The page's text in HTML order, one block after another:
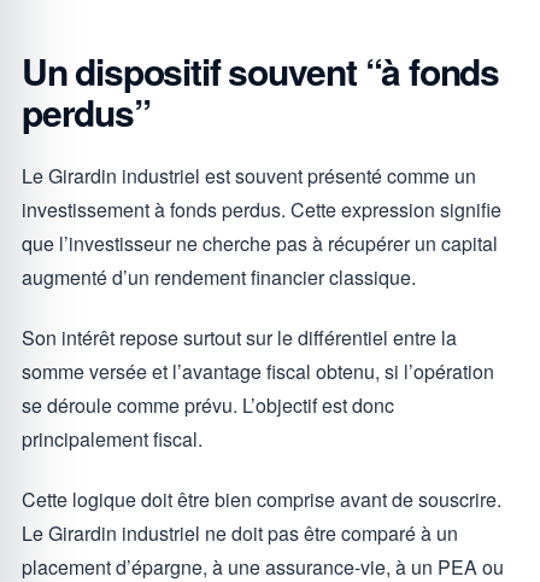
Un dispositif souvent “à fonds
perdus”
Le Girardin industriel est souvent présenté comme un
investissement à fonds perdus. Cette expression signifie
que l’investisseur ne cherche pas à récupérer un capital
augmenté d’un rendement financier classique.
Son intérêt repose surtout sur le différentiel entre la
somme versée et l’avantage fiscal obtenu, si l’opération
se déroule comme prévu. L’objectif est donc
principalement fiscal.
Cette logique doit être bien comprise avant de souscrire.
Le Girardin industriel ne doit pas être comparé à un
placement d’épargne, à une assurance-vie, à un PEA ou